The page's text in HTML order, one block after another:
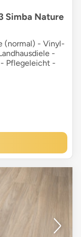
Simba Nature
(normal) - Vinyl-
-
Pflegeleicht -